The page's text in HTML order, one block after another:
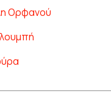
Ορφανού